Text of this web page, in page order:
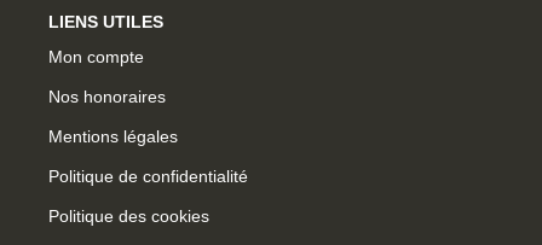
LIENS UTILES
Mon compte
Nos honoraires
Mentions légales
Politique de confidentialité
Politique des cookies